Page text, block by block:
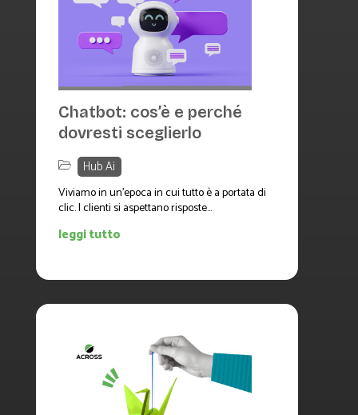
Chatbot: cos’è e perché
dovresti sceglierlo
Hub Ai
Viviamo in un’epoca in cui tutto è a portata di
clic. I clienti si aspettano risposte...
leggi tutto